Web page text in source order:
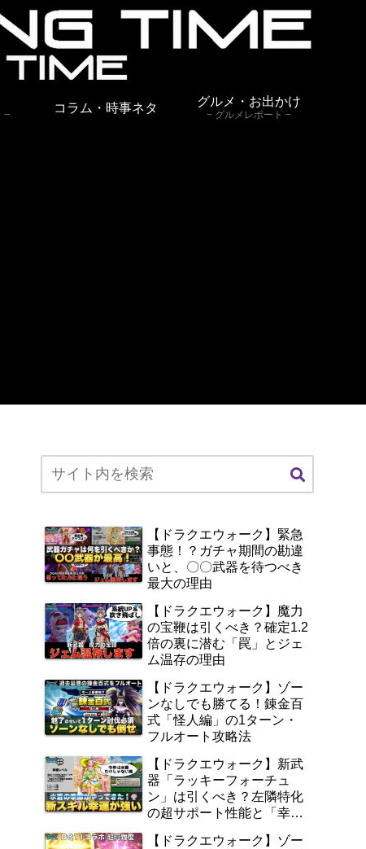
コラム・時事ネタ
グルメ・お出かけ
グルメレポート
【ドラクエウォーク】緊急
事態！？ガチャ期間の勘違
いと、〇〇武器を待つべき
最大の理由
【ドラクエウォーク】魔力
の宝鞭は引くべき？確定1.2
倍の裏に潜む「罠」とジェ
ム温存の理由
【ドラクエウォーク】ゾー
ンなしでも勝てる！錬金百
式「怪人編」の1ターン・
フルオート攻略法
【ドラクエウォーク】新武
器「ラッキーフォーチュ
ン」は引くべき？左隣特化
の超サポート性能と「幸
【ドラクエウォーク】ゾー